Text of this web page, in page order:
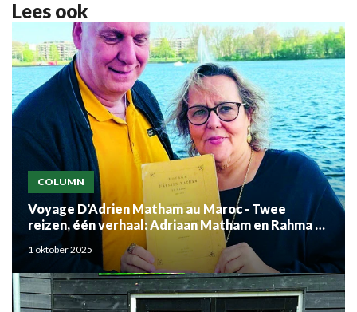
Lees ook
COLUMN
Voyage D'Adrien Matham au Maroc - Twee
reizen, één verhaal: Adriaan Matham en Rahma el
Mouden
1 oktober 2025